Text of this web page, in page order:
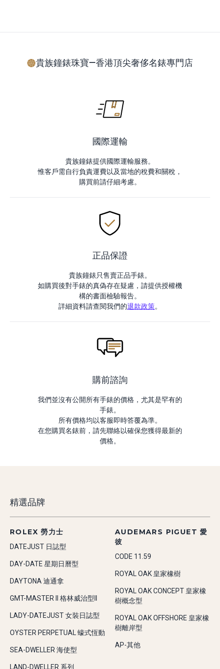
貴族鐘錶珠寶—香港頂尖奢侈名錶專門店
國際運輸
貴族鐘錶提供國際運輸服務。
惟客戶需自行負責運費以及當地的稅費和關稅，
購買前請仔細考慮。
正品保證
貴族鐘錶只售賣正品手錶。
如購買後對手錶的真偽存在疑慮，請提供授權機
構的書面檢驗報告。
詳細資料請查閱我們的退款政策。
購前諮詢
我們並沒有公開所有手錶的價格，尤其是罕有的
手錶。
所有價格均以客服即時答覆為準。
在您購買名錶前，請先聯絡以確保您獲得最新的
價格。
精選品牌
ROLEX 勞力士
DATEJUST 日誌型
DAY-DATE 星期日曆型
DAYTONA 迪通拿
GMT-MASTER II 格林威治型II
LADY-DATEJUST 女裝日誌型
OYSTER PERPETUAL 蠔式恆動
SEA-DWELLER 海使型
LAND-DWELLER 系列
AUDEMARS PIGUET 愛
彼
CODE 11.59
ROYAL OAK 皇家橡樹
ROYAL OAK CONCEPT 皇家橡
樹概念型
ROYAL OAK OFFSHORE 皇家橡
樹離岸型
AP-其他